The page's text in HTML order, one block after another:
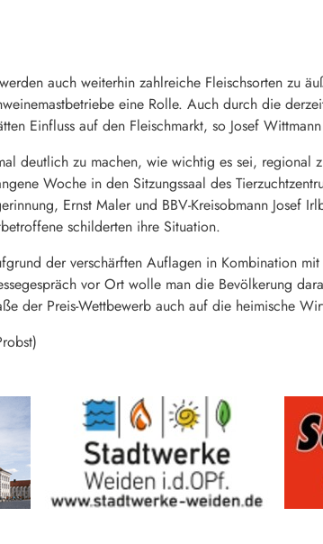
auch weiterhin zahlreiche Fleischsorten zu
eine Rolle. Auch durch die
Einfluss auf den Fleischmarkt, so Josef
deutlich zu machen, wie wichtig es sei, regional
Woche in den Sitzungssaal des
Ernst Maler und BBV-Kreisobmann Josef
schilderten ihre Situation.
der verschärften Auflagen in Kombination
vor Ort wolle man die Bevölkerung
der Preis-Wettbewerb auch auf die heimische